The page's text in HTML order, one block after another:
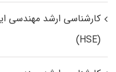
کارشناسی ارشد مهندسی
(HSE)